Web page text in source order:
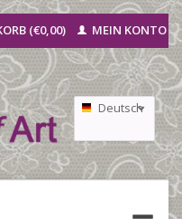
(€0,00) MEIN KONTO
Deutsch
Nederlands